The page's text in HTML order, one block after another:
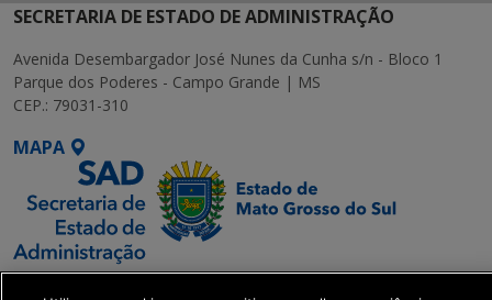
SECRETARIA DE ESTADO DE ADMINISTRAÇÃO
Avenida Desembargador José Nunes da Cunha s/n - Bloco 1
Parque dos Poderes - Campo Grande | MS
CEP.: 79031-310
MAPA